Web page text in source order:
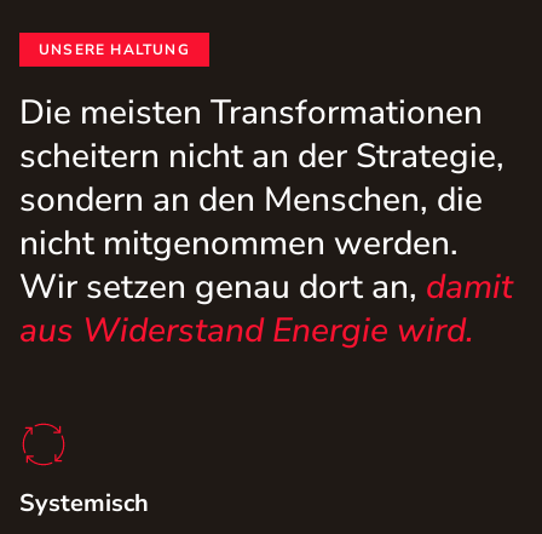
UNSERE HALTUNG
Die meisten Transformationen
scheitern nicht an der Strategie,
sondern an den Menschen, die
nicht mitgenommen werden.
Wir setzen genau dort an, damit
aus Widerstand Energie wird.
Systemisch